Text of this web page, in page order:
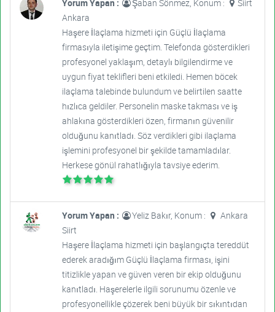
Yorum Yapan : Şaban Sönmez, Konum :
Siirt
Ankara
Haşere İlaçlama hizmeti için Güçlü İlaçlama
firmasıyla iletişime geçtim. Telefonda gösterdikleri
profesyonel yaklaşım, detaylı bilgilendirme ve
uygun fiyat teklifleri beni etkiledi. Hemen böcek
ilaçlama talebinde bulundum ve belirtilen saatte
hızlıca geldiler. Personelin maske takması ve iş
ahlakına gösterdikleri özen, firmanın güvenilir
olduğunu kanıtladı. Söz verdikleri gibi ilaçlama
işlemini profesyonel bir şekilde tamamladılar.
Herkese gönül rahatlığıyla tavsiye ederim.
Yorum Yapan : Yeliz Bakır, Konum :
Ankara
Siirt
Haşere İlaçlama hizmeti için başlangıçta tereddüt
ederek aradığım Güçlü İlaçlama firması, işini
titizlikle yapan ve güven veren bir ekip olduğunu
kanıtladı. Haşerelerle ilgili sorunumu özenle ve
profesyonellikle çözerek beni büyük bir sıkıntıdan